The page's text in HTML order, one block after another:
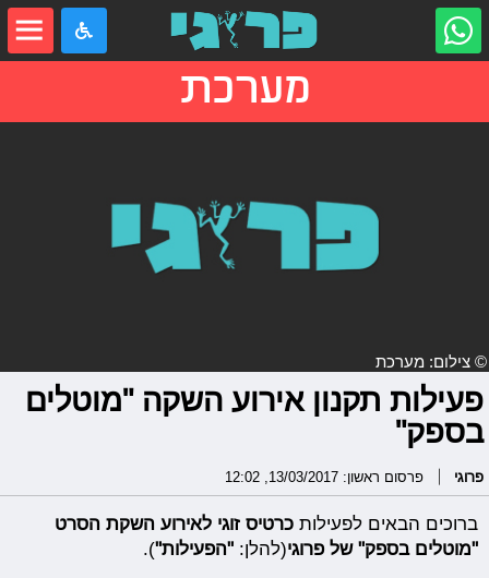
מערכת
© צילום: מערכת
פעילות תקנון אירוע השקה "מוטלים
בספק"
פרוגי פרסום ראשון: 13/03/2017, 12:02
ברוכים הבאים לפעילותכרטיס זוגי לאירוע השקת הסרט
"מוטלים בספק" של פרוגי(להלן:"הפעילות").